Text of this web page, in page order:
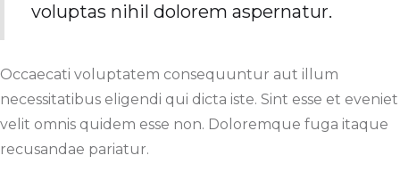
voluptas nihil dolorem aspernatur.
Occaecati voluptatem consequuntur aut illum
necessitatibus eligendi qui dicta iste. Sint esse et eveniet
velit omnis quidem esse non. Doloremque fuga itaque
recusandae pariatur.